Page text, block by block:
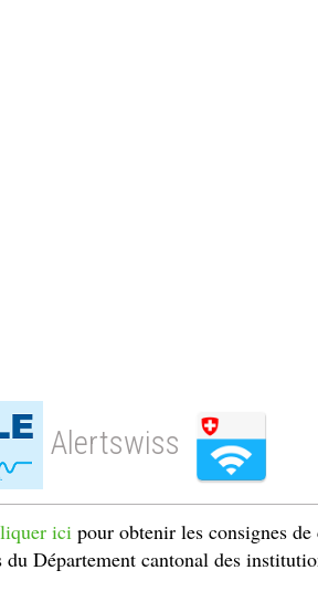
Alertswiss
ici pour obtenir les consignes
Département cantonal des